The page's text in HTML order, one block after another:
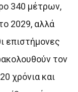
340 μέτρων,
2029, αλλά
επιστήμονες
τον
χρόνια και